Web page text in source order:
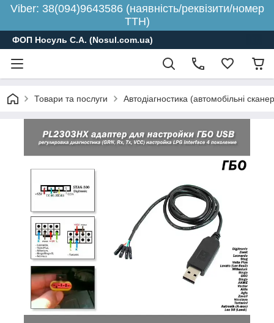
Viber: 38(094)9643586 (наявність/реквізити/номер
ТТН)
ФОП Носуль С.А. (Nosul.com.ua)
Товари та послуги Автодіагностика (автомобільні